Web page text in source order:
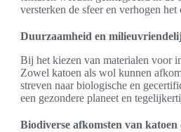
versterken de sfeer en verhogen
Duurzaamheid en
Bij het kiezen van materialen voor
Zowel katoen als wol kunnen
streven naar biologische en
een gezondere planeet en
Biodiverse afkomsten van katoen